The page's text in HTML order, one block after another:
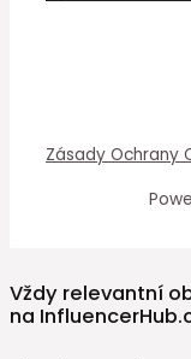
Zásady Ochrany
Vždy relevantní
na